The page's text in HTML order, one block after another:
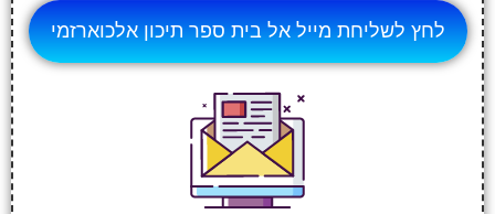
לחץ לשליחת מייל אל בית ספר תיכון אלכוארזמי